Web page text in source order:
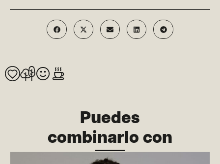
Puedes
combinarlo con